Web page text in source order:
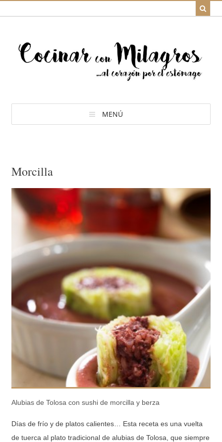
MENÚ
Morcilla
Alubias de Tolosa con sushi de morcilla y berza
Días de frío y de platos calientes… Esta receta es una vuelta
de tuerca al plato tradicional de alubias de Tolosa, que siempre